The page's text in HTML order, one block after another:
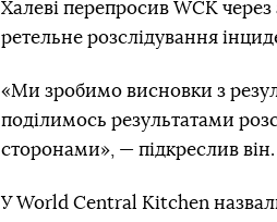
Халеві перепросив WCK
ретельне розслідування
«Ми зробимо висновки з
поділимось результатами
сторонами», — підкреслив він.
У World Central Kitchen